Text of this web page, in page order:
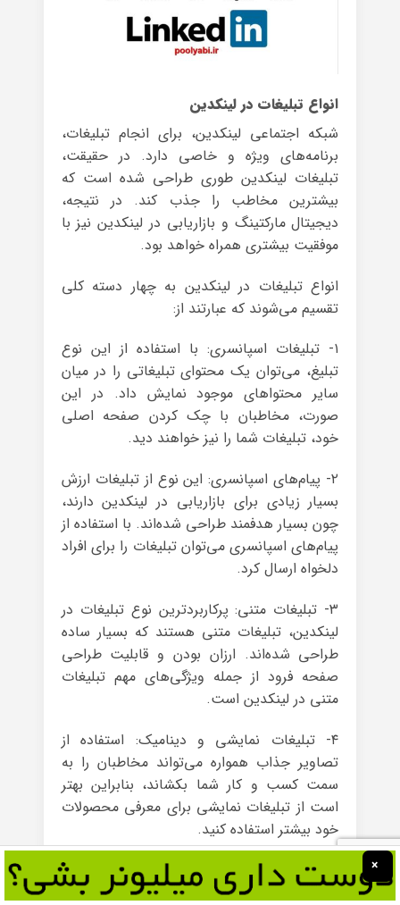
انواع تبلیغات در لینکدین
شبکه اجتماعی لینکدین، برای انجام تبلیغات،
برنامه‌های ویژه‌ و خاصی دارد. در حقیقت،
تبلیغات لینکدین طوری طراحی شده است که
بیشترین مخاطب را جذب کند. در نتیجه،
دیجیتال مارکتینگ و بازاریابی در لینکدین نیز با
موفقیت بیشتری همراه خواهد بود.
انواع تبلیغات در لینکدین به چهار دسته کلی
تقسیم می‌شوند که عبارتند از:
۱- تبلیغات اسپانسری: با استفاده از این نوع
تبلیغ، می‌توان یک محتوای تبلیغاتی را در میان
سایر محتواهای موجود نمایش داد. در این
صورت، مخاطبان با چک کردن صفحه اصلی
خود، تبلیغات شما را نیز خواهند دید.
۲- پیام‌های اسپانسری: این نوع از تبلیغات ارزش
بسیار زیادی برای بازاریابی در لینکدین دارند،
چون بسیار هدفمند طراحی شده‌اند. با استفاده از
پیام‌های اسپانسری می‌توان تبلیغات را برای افراد
دلخواه ارسال کرد.
۳- تبلیغات متنی: پرکاربردترین نوع تبلیغات در
لینکدین، تبلیغات متنی هستند که بسیار ساده
طراحی شده‌اند. ارزان بودن و قابلیت طراحی
صفحه فرود از جمله ویژگی‌های مهم تبلیغات
متنی در لینکدین است.
۴- تبلیغات نمایشی و دینامیک: استفاده از
تصاویر جذاب همواره می‌تواند مخاطبان را به
سمت کسب و کار شما بکشاند، بنابراین بهتر
است از تبلیغات نمایشی برای معرفی محصولات
خود بیشتر استفاده کنید.
مراحل ویدیو مارکتینگ در لینکدین
علاقه‌ بسیاری از کاربران شبکه‌های اجتماعی به
×